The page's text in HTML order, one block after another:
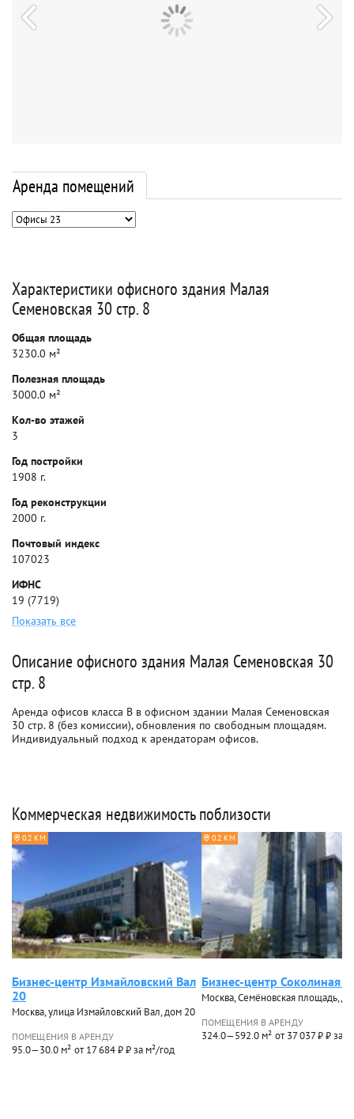
Аренда помещений
Характеристики офисного здания Малая
Семеновская 30 стр. 8
Общая площадь
3230.0 м²
Полезная площадь
3000.0 м²
Кол-во этажей
3
Год постройки
1908 г.
Год реконструкции
2000 г.
Почтовый индекс
107023
ИФНС
19 (7719)
Показать все
Описание офисного здания Малая Семеновская 30
стр. 8
Аренда офисов класса B в офисном здании Малая Семеновская
30 стр. 8 (без комиссии), обновления по свободным площадям.
Индивидуальный подход к арендаторам офисов.
Коммерческая недвижимость поблизости
0.2 КМ
Бизнес-центр Измайловский Вал
20
Москва, улица Измайловский Вал, дом 20
ПОМЕЩЕНИЯ В АРЕНДУ
95.0—30.0 м² от 17 684 ₽ ₽ за м²/год
0.2 КМ
Бизнес-центр Соколиная
Москва, Семёновская площадь,
ПОМЕЩЕНИЯ В АРЕНДУ
324.0—592.0 м² от 37 037 ₽ ₽ за